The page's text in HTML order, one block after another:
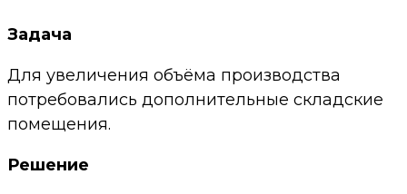
Задача
Для увеличения объёма производства
потребовались дополнительные складские
помещения.
Решение